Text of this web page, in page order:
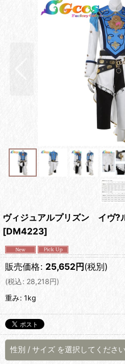
ヴィジュアルプリズン イヴ
[DM4223]
販売価格: 25,652円(税別)
(税込: 28,218円)
重み: 1kg
性別 / サイズ を選択してください